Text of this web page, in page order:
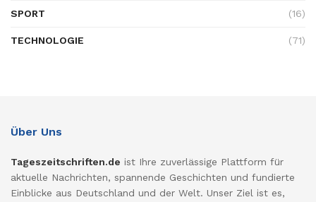
SPORT (16)
TECHNOLOGIE (71)
Über Uns
Tageszeitschriften.de ist Ihre zuverlässige Plattform für
aktuelle Nachrichten, spannende Geschichten und fundierte
Einblicke aus Deutschland und der Welt. Unser Ziel ist es,